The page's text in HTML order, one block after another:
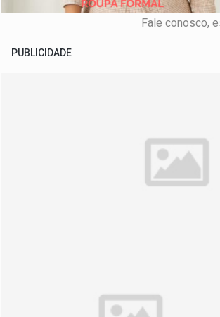
Fale conosco,
PUBLICIDADE